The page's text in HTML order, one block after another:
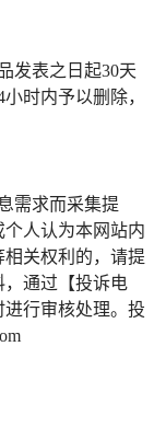
发表之日起30天
时内予以删除，
需求而采集提
人认为本网站内
关权利的，请提
通过【投诉电
行审核处理。投